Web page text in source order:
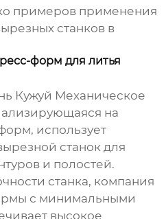
примеров применения
станков в
форм для литья
Кужуй Механическое
на
использует
станок для
и полостей.
станка, компания
с минимальными
высокое